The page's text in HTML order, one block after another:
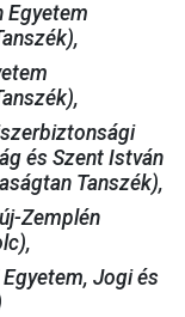
Egyetem
és Szent István
Tanszék),
Zemplén
Jogi és